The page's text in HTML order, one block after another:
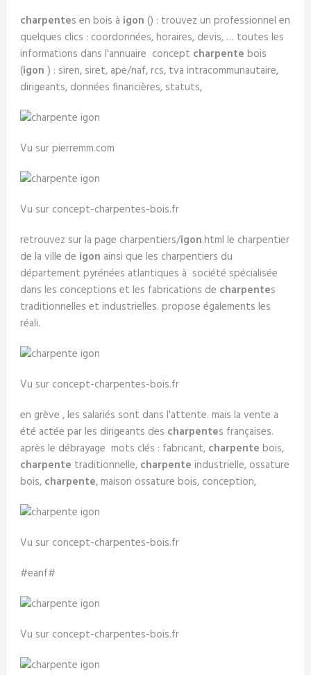
charpentes en bois à igon () : trouvez un professionnel en
quelques clics : coordonnées, horaires, devis, … toutes les
informations dans l'annuaire concept charpente bois
(igon ) : siren, siret, ape/naf, rcs, tva intracommunautaire,
dirigeants, données financières, statuts,
Vu sur pierremm.com
Vu sur concept-charpentes-bois.fr
retrouvez sur la page charpentiers/igon.html le charpentier
de la ville de igon ainsi que les charpentiers du
département pyrénées atlantiques à société spécialisée
dans les conceptions et les fabrications de charpentes
traditionnelles et industrielles. propose égalements les
réali.
Vu sur concept-charpentes-bois.fr
en grève , les salariés sont dans l'attente. mais la vente a
été actée par les dirigeants des charpentes françaises.
après le débrayage mots clés : fabricant, charpente bois,
charpente traditionnelle, charpente industrielle, ossature
bois, charpente, maison ossature bois, conception,
Vu sur concept-charpentes-bois.fr
#eanf#
Vu sur concept-charpentes-bois.fr